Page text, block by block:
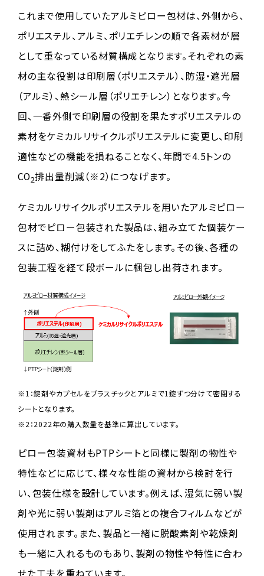
これまで使用していたアルミピロー包材は、外側から、
ポリエステル、アルミ、ポリエチレンの順で各素材が層
として重なっている材質構成となります。それぞれの素
材の主な役割は印刷層（ポリエステル）、防湿・遮光層
（アルミ）、熱シール層（ポリエチレン）となります。今
回、一番外側で印刷層の役割を果たすポリエステルの
素材をケミカルリサイクルポリエステルに変更し、印刷
適性などの機能を損ねることなく、年間で4.5トンの
CO2排出量削減（※2）につなげます。
ケミカルリサイクルポリエステルを用いたアルミピロー
包材でピロー包装された製品は、組み立てた個装ケー
スに詰め、糊付けをしてふたをします。その後、各種の
包装工程を経て段ボールに梱包し出荷されます。
※1：錠剤やカプセルをプラスチックとアルミで1錠ずつ分けて密閉する
シートとなります。
※2：2022年の購入数量を基準に算出しています。
ピロー包装資材もPTPシートと同様に製剤の物性や
特性などに応じて、様々な性能の資材から検討を行
い、包装仕様を設計しています。例えば、湿気に弱い製
剤や光に弱い製剤はアルミ箔との複合フィルムなどが
使用されます。また、製品と一緒に脱酸素剤や乾燥剤
も一緒に入れるものもあり、製剤の物性や特性に合わ
せた工夫を重ねています。